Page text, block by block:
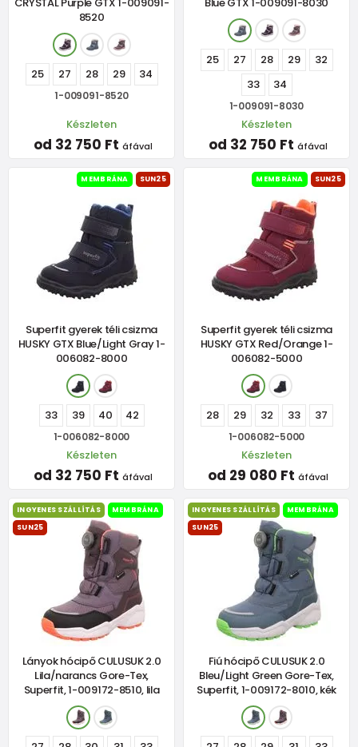
8520
25 27 28 29 34
1-009091-8520
Készleten
od 32 750 Ft áfával
25 27 28 29
32
33
34
1-009091-8030
Készleten
od 32 750 Ft áfával
MEMBRÁNA SUN25
Superfit gyerek téli csizma
HUSKY GTX Blue/Light Gray 1-
006082-8000
33 39 40 42
1-006082-8000
Készleten
od 32 750 Ft áfával
MEMBRÁNA SUN25
Superfit gyerek téli csizma
HUSKY GTX Red/Orange 1-
006082-5000
28 29 32 33 37
1-006082-5000
Készleten
od 29 080 Ft áfával
INGYENES SZÁLLÍTÁS
MEMBRÁNA
SUN25
Lányok hócipő CULUSUK 2.0
Lila/narancs Gore-Tex,
Superfit, 1-009172-8510, lila
INGYENES SZÁLLÍTÁS
MEMBRÁNA
SUN25
Fiú hócipő CULUSUK 2.0
Bleu/Light Green Gore-Tex,
Superfit, 1-009172-8010, kék